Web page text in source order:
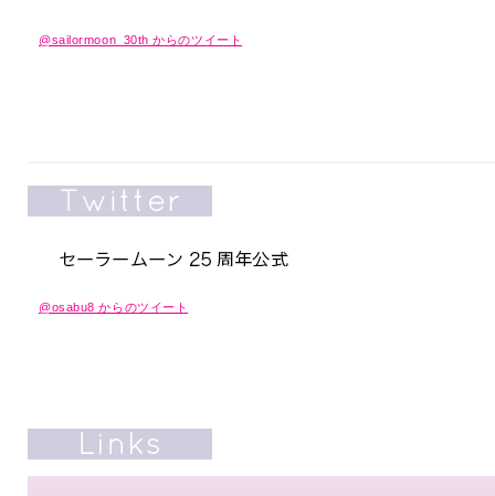
@sailormoon_30th からのツイート
@osabu8 からのツイート